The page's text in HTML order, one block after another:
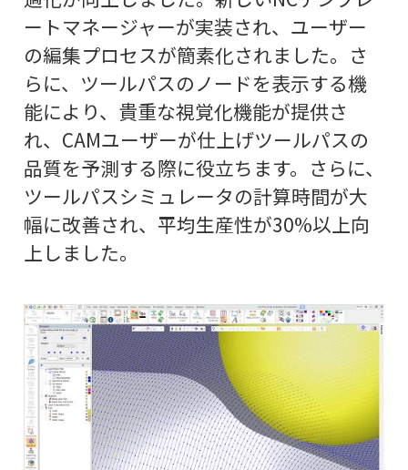
ートマネージャーが実装され、ユーザー
の編集プロセスが簡素化されました。さ
らに、ツールパスのノードを表示する機
能により、貴重な視覚化機能が提供さ
れ、CAMユーザーが仕上げツールパスの
品質を予測する際に役立ちます。さらに、
ツールパスシミュレータの計算時間が大
幅に改善され、平均生産性が30%以上向
上しました。